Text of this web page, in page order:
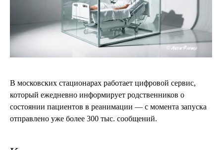
В московских стационарах работает цифровой сервис,
который ежедневно информирует родственников о
состоянии пациентов в реанимации — с момента запуска
отправлено уже более 300 тыс. сообщений.